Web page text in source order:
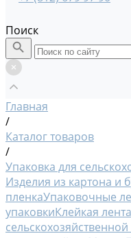
Поиск
Главная
/
Каталог товаров
/
Упаковка для
Изделия из картона и
пленкаУпаковочные
упаковкиКлейкая лента